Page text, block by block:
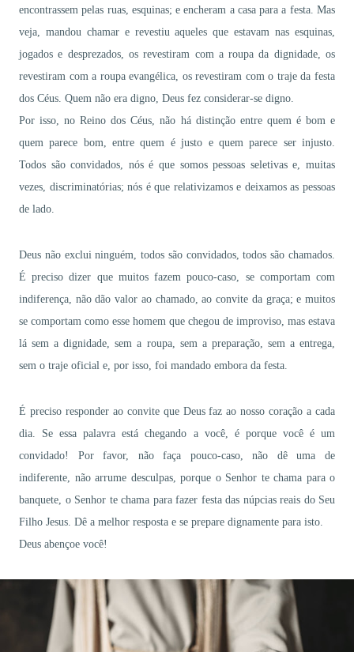
encontrassem pelas ruas, esquinas; e encheram a casa para a festa. Mas
veja, mandou chamar e revestiu aqueles que estavam nas esquinas,
jogados e desprezados, os revestiram com a roupa da dignidade, os
revestiram com a roupa evangélica, os revestiram com o traje da festa
dos Céus. Quem não era digno, Deus fez considerar-se digno.
Por isso, no Reino dos Céus, não há distinção entre quem é bom e
quem parece bom, entre quem é justo e quem parece ser injusto.
Todos são convidados, nós é que somos pessoas seletivas e, muitas
vezes, discriminatórias; nós é que relativizamos e deixamos as pessoas
de lado.
Deus não exclui ninguém, todos são convidados, todos são chamados.
É preciso dizer que muitos fazem pouco-caso, se comportam com
indiferença, não dão valor ao chamado, ao convite da graça; e muitos
se comportam como esse homem que chegou de improviso, mas estava
lá sem a dignidade, sem a roupa, sem a preparação, sem a entrega,
sem o traje oficial e, por isso, foi mandado embora da festa.
É preciso responder ao convite que Deus faz ao nosso coração a cada
dia. Se essa palavra está chegando a você, é porque você é um
convidado! Por favor, não faça pouco-caso, não dê uma de
indiferente, não arrume desculpas, porque o Senhor te chama para o
banquete, o Senhor te chama para fazer festa das núpcias reais do Seu
Filho Jesus. Dê a melhor resposta e se prepare dignamente para isto.
Deus abençoe você!